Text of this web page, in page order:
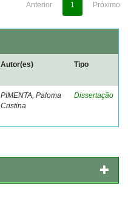
Anterior 1 Próximo
Autor(es) Tipo
PIMENTA, Paloma
Cristina
Dissertação